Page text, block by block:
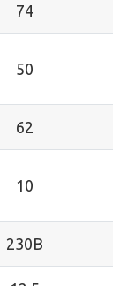
74
50
62
10
230В